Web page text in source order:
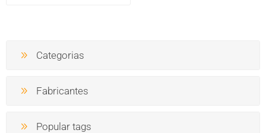
Categorias
Fabricantes
Popular tags